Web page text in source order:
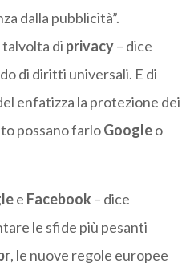
dalla pubblicità”.
di privacy– dice
di diritti universali. E di
enfatizza la protezione dei
possano farloGoogleo
e Facebook– dice
le sfide più pesanti
, le nuove regole europee